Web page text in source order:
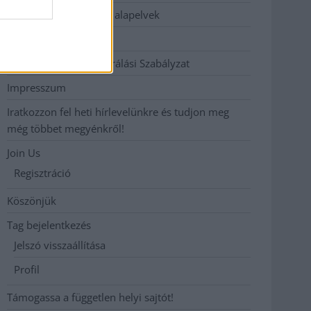
Etikai és függetlenségi alapelvek
Hozzászólási és Moderálási Szabályzat
Impresszum
Iratkozzon fel heti hírlevelünkre és tudjon meg
még többet megyénkről!
Join Us
Regisztráció
Köszönjük
Tag bejelentkezés
Jelszó visszaállítása
Profil
Támogassa a független helyi sajtót!